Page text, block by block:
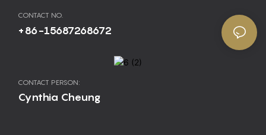
CONTACT NO.
+86-15687268672
CONTACT PERSON:
Cynthia Cheung